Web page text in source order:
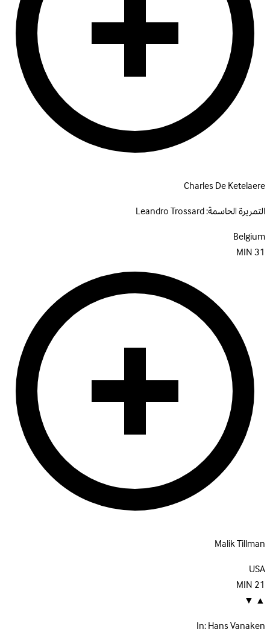
Charles De Ketelaere
التمريرة الحاسمة:Leandro Trossard
Belgium
31
MIN
Malik Tillman
USA
21
MIN
▲
▼
In:Hans Vanaken